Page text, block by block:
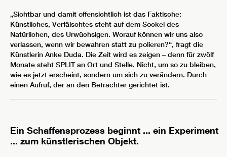
„Sichtbar und damit offensichtlich ist das Faktische:
Künstliches, Verfälschtes steht auf dem Sockel des
Natürlichen, des Urwüchsigen. Worauf können wir uns also
verlassen, wenn wir bewahren statt zu polieren?“, fragt die
Künstlerin Anke Duda. Die Zeit wird es zeigen – denn für zwölf
Monate steht SPLIT an Ort und Stelle. Nicht, um so zu bleiben,
wie es jetzt erscheint, sondern um sich zu verändern. Durch
einen Aufruf, der an den Betrachter gerichtet ist.
Ein Schaffensprozess beginnt ... ein Experiment
... zum künstlerischen Objekt.